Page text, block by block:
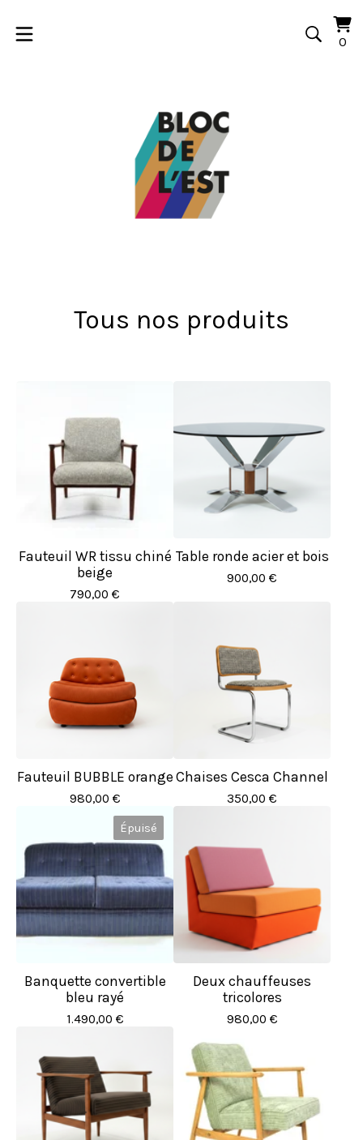
00
Tous nos produits
Fauteuil WR tissu chiné
beige
790,00 €
Table ronde acier et bois
900,00 €
Fauteuil BUBBLE orange
980,00 €
Chaises Cesca Channel
350,00 €
Épuisé
Banquette convertible
bleu rayé
1.490,00 €
Deux chauffeuses
tricolores
980,00 €